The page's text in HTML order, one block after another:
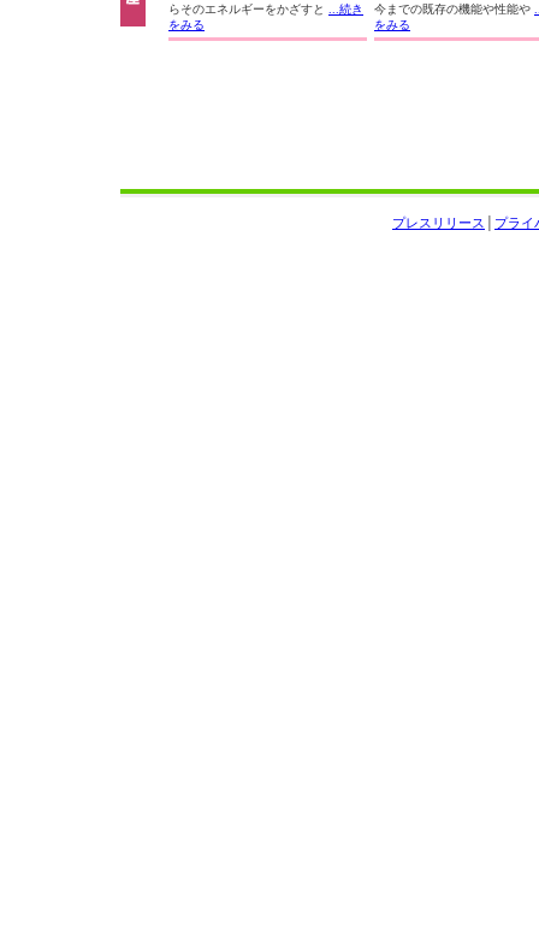
らそのエネルギーをかざすと
...続き
をみる
今までの既存の機能や性能や
をみる
プライ
プレスリリース